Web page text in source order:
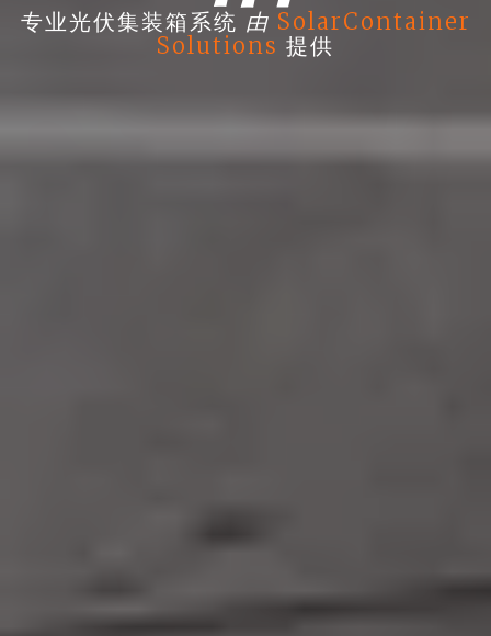
专业光伏集装箱系统 由 SolarContainer
Solutions 提供